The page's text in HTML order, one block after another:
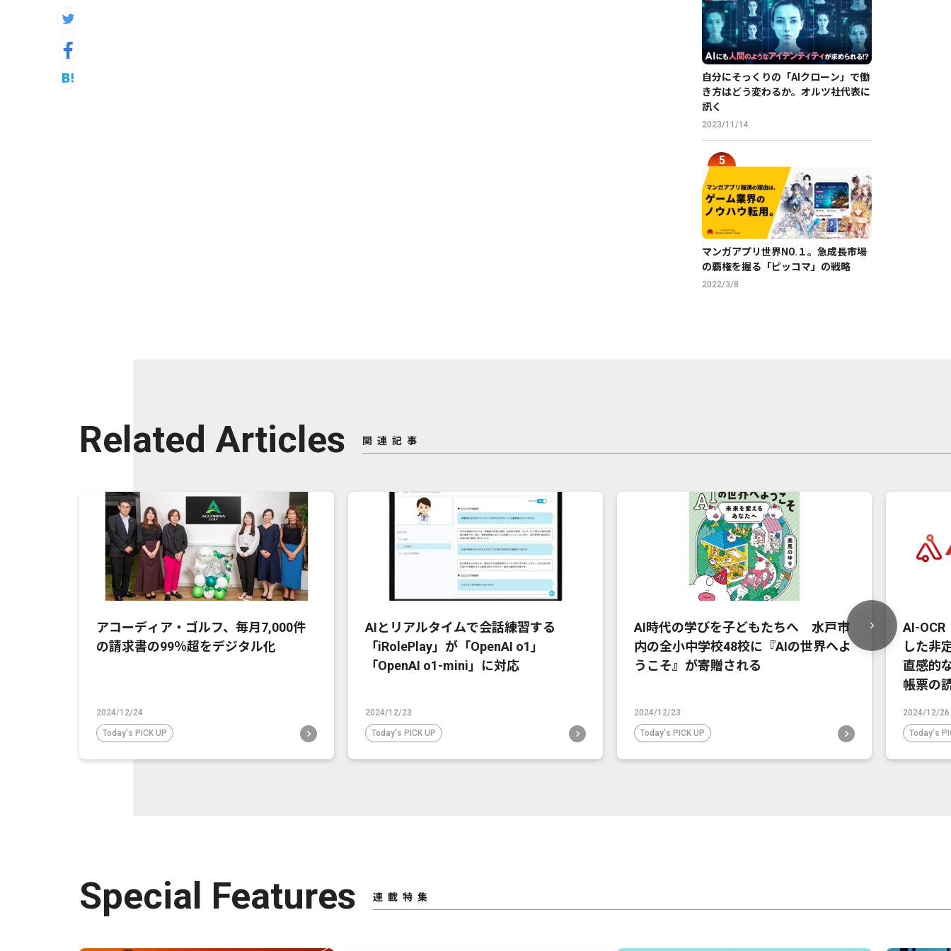
自分にそっくりの「AIクローン」で働
き方はどう変わるか。オルツ社代表に
訊く
2023/11/14
マンガアプリ世界NO.１。急成長市場
の覇権を握る「ピッコマ」の戦略
2022/3/8
Related Articles 関連記事
アコーディア・ゴルフ、毎月7,000件
の請求書の99％超をデジタル化
2024/12/24
Today's PICK UP
AIとリアルタイムで会話練習する
「iRolePlay」が「OpenAI o1」
「OpenAI o1-mini」に対応
2024/12/23
Today's PICK UP
AI時代の学びを子どもたちへ 水戸市
内の全小中学校48校に『AIの世界へよ
うこそ』が寄贈される
2024/12/23
Today's PICK UP
AI-OCR
した非
直感的
帳票の
2024/12/26
Today's
Special Features 連載特集